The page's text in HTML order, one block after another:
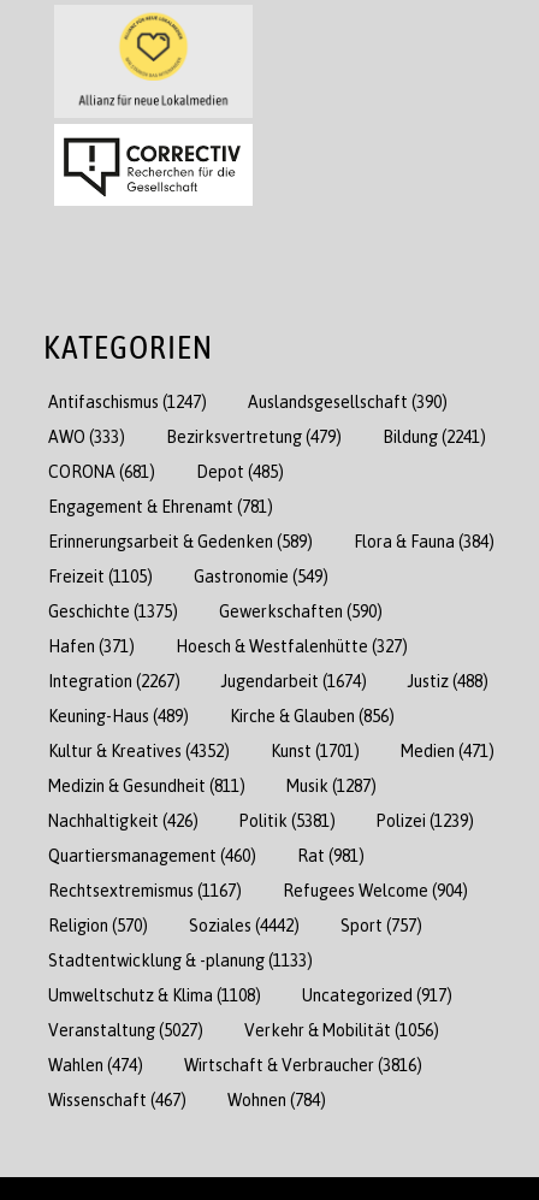
KATEGORIEN
Antifaschismus (1247) Auslandsgesellschaft (390)
AWO (333) Bezirksvertretung(479) Bildung(2241)
CORONA (681) Depot (485)
Engagement & Ehrenamt (781)
Erinnerungsarbeit & Gedenken (589) Flora & Fauna (384)
Freizeit (1105) Gastronomie (549)
Geschichte (1375) Gewerkschaften (590)
Hafen (371) Hoesch & Westfalenhütte (327)
Integration (2267) Jugendarbeit (1674) Justiz(488)
Keuning-Haus (489) Kirche & Glauben (856)
Kultur & Kreatives (4352) Kunst (1701) Medien (471)
Medizin & Gesundheit (811) Musik (1287)
Nachhaltigkeit (426) Politik (5381) Polizei (1239)
Quartiersmanagement (460) Rat (981)
Rechtsextremismus (1167) Refugees Welcome (904)
Religion (570) Soziales (4442) Sport (757)
Stadtentwicklung & -planung(1133)
Umweltschutz & Klima (1108) Uncategorized (917)
Veranstaltung(5027) Verkehr & Mobilität (1056)
Wahlen (474) Wirtschaft & Verbraucher(3816)
Wissenschaft (467) Wohnen (784)